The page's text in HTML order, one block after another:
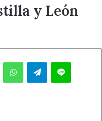
y León
WhatsAppTelegramLine